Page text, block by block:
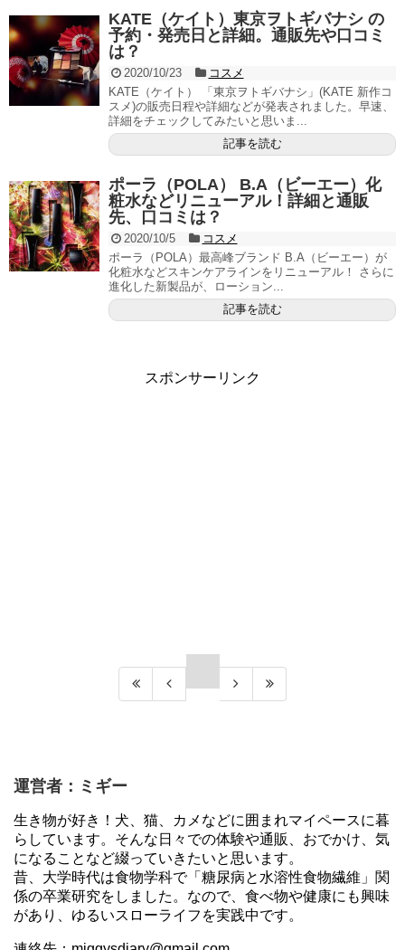
KATE（ケイト）東京ヲトギバナシ の
予約・発売日と詳細。通販先や口コミ
は？
2020/10/23
コスメ
KATE（ケイト） 「東京ヲトギバナシ」(KATE 新作コ
スメ)の販売日程や詳細などが発表されました。早速、
詳細をチェックしてみたいと思いま...
記事を読む
ポーラ（POLA） B.A（ビーエー）化
粧水などリニューアル！詳細と通販
先、口コミは？
2020/10/5
コスメ
ポーラ（POLA）最高峰ブランド B.A（ビーエー）が
化粧水などスキンケアラインをリニューアル！ さらに
進化した新製品が、ローション...
記事を読む
スポンサーリンク
運営者：ミギー
生き物が好き！犬、猫、カメなどに囲まれマイペースに暮
らしています。そんな日々での体験や通販、おでかけ、気
になることなど綴っていきたいと思います。
昔、大学時代は食物学科で「糖尿病と水溶性食物繊維」関
係の卒業研究をしました。なので、食べ物や健康にも興味
があり、ゆるいスローライフを実践中です。